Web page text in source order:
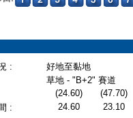
:
好地至黏地
草地 - "B+2" 賽道
(24.60)
(47.70)
:
24.60 23.10